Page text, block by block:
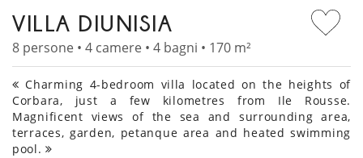
VILLA DIUNISIA
8 persone • 4 camere • 4 bagni • 170 m²
Charming 4-bedroom villa located on the heights of
Corbara, just a few kilometres from Ile Rousse.
Magnificent views of the sea and surrounding area,
terraces, garden, petanque area and heated swimming
pool.